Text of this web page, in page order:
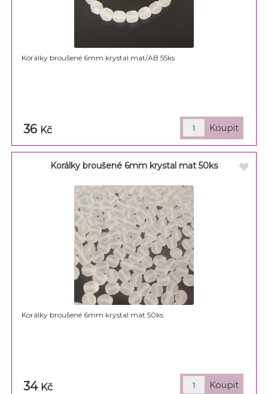
Korálky broušené 6mm krystal mat/AB 55ks
36 Kč
Korálky broušené 6mm krystal mat 50ks
Korálky broušené 6mm krystal mat 50ks
34 Kč